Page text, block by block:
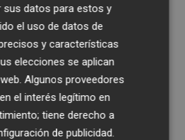
periodista valenciana
y divulgación
en Periodismo por la
es directora del
Samarucdigital
sus datos para estos y
el uso de datos de
y características
elecciones se aplican
Algunos proveedores
el interés legítimo en
tiene derecho a
de publicidad